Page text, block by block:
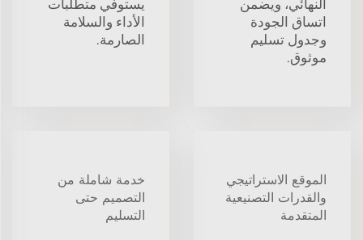
النهائي، ويضمن
اتساق الجودة
وجدول تسليم
موثوق.
يستوفي متطلبات
الأداء والسلامة
الصارمة.
الموقع الاستراتيجي
والقدرات التصنيعية
المتقدمة
خدمة شاملة من
التصميم حتى
التسليم